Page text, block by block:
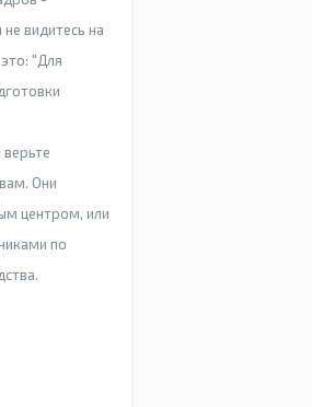
видитесь на
"Для
Они
центром, или
по